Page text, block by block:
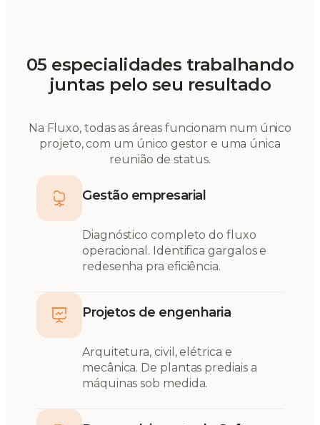
05 especialidades trabalhando
juntas pelo seu resultado
Na Fluxo, todas as áreas funcionam num único
projeto, com um único gestor e uma única
reunião de status.
Gestão empresarial
Diagnóstico completo do fluxo
operacional. Identifica gargalos e
redesenha pra eficiência.
Projetos de engenharia
Arquitetura, civil, elétrica e
mecânica. De plantas prediais a
máquinas sob medida.